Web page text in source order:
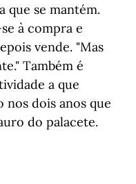
que se mantém.
à compra e
vende. "Mas
Também é
a que
dois anos que
do palacete.